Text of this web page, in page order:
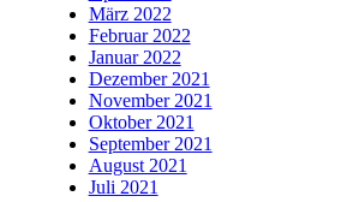
März 2022
Februar 2022
Januar 2022
Dezember 2021
November 2021
Oktober 2021
September 2021
August 2021
Juli 2021